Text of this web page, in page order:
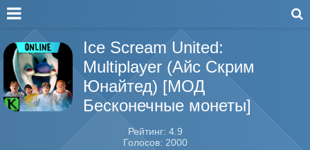
Ice Scream United:
Multiplayer (Айс Скрим
Юнайтед) [МОД
Бесконечные монеты]
Рейтинг: 4.9
Голосов: 2000